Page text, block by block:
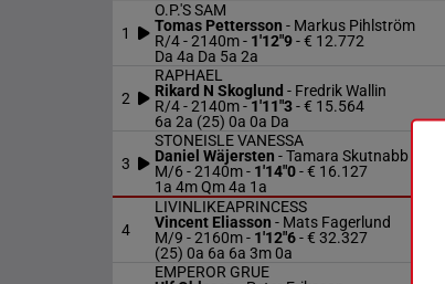
1
O.P.'S SAM
Tomas Pettersson - Markus Pihlström
R/4 - 2140m- 1'12"9- € 12.772
Da 4a Da 5a 2a
2
RAPHAEL
Rikard N Skoglund - Fredrik Wallin
R/4 - 2140m- 1'11"3- € 15.564
6a 2a (25) 0a 0a Da
3
STONEISLE VANESSA
Daniel Wäjersten -Tamara Skutnabb
M/6 - 2140m- 1'14"0- € 16.127
1a 4m Qm 4a 1a
4
LIVINLIKEAPRINCESS
Vincent Eliasson - Mats Fagerlund
M/9 - 2160m- 1'12"6- € 32.327
(25) 0a 6a 6a 3m 0a
EMPEROR GRUE